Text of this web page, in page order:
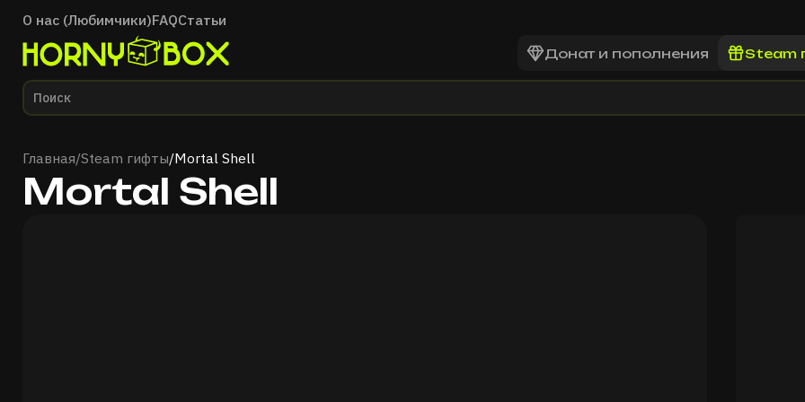
О нас (Любимчики)FAQСтатьи
Главная
Донат и пополнения Steam
Главная/Steam гифты/Mortal Shell
Mortal Shell